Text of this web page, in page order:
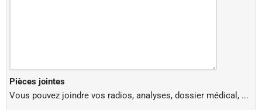
Pièces jointes
Vous pouvez joindre vos radios, analyses, dossier médical, ...